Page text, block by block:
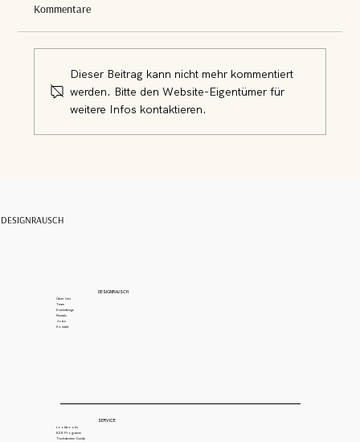
Kommentare
Dieser Beitrag kann nicht mehr kommentiert
werden. Bitte den Website-Eigentümer für
weitere Infos kontaktieren.
DESIGNRAUSCH
SERVICE
Lookbooks
B2B Programm
Tischdecken Guide
DESIGNRAUSCH
Über Uns
Team
Eventdesign
Rentals
Jobs
Kontakt